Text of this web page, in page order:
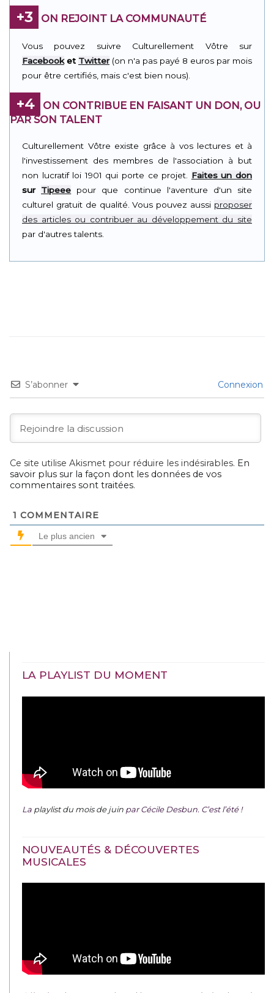
+3 ON REJOINT LA COMMUNAUTÉ
Vous pouvez suivre Culturellement Vôtre sur
Facebooket Twitter(on n'a pas payé 8 euros par mois
pour être certifiés, mais c'est bien nous).
+4
ON CONTRIBUE EN FAISANT UN DON, OU
PAR SON TALENT
Culturellement Vôtre existe grâce à vos lectures et à
l'investissement des membres de l'association à but
non lucratif loi 1901 qui porte ce projet. Faites un don
sur Tipeee pour que continue l'aventure d'un site
culturel gratuit de qualité. Vous pouvez aussi proposer
des articles ou contribuer au développement du site
par d'autres talents.
S’abonner Connexion
Ce site utilise Akismet pour réduire les indésirables. En
savoir plus sur la façon dont les données de vos
commentaires sont traitées.
1 COMMENTAIRE
Le plus ancien
LA PLAYLIST DU MOMENT
La playlist du mois de juin par Cécile Desbun. C’est l’été !
NOUVEAUTÉS & DÉCOUVERTES
MUSICALES